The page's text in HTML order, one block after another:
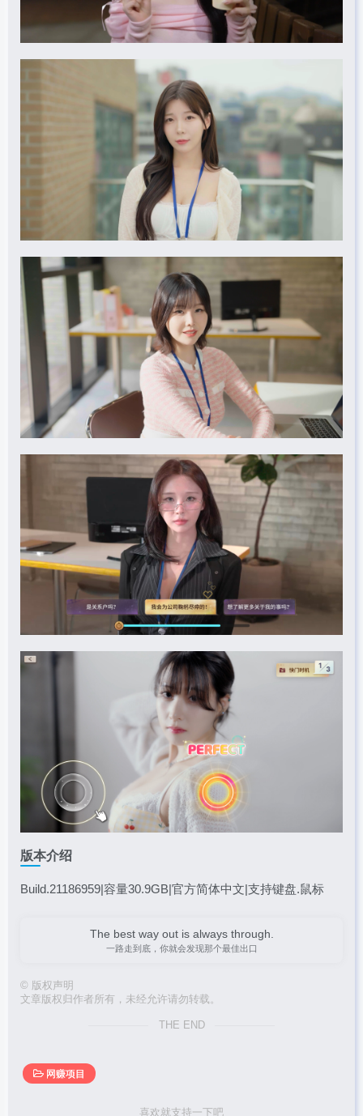
版本介绍
Build.21186959|容量30.9GB|官方简体中文|支持键盘.鼠标
The best way out is always through.
一路走到底，你就会发现那个最佳出口
© 版权声明
文章版权归作者所有，未经允许请勿转载。
THE END
网赚项目
喜欢就支持一下吧